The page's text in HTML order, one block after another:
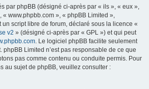
par phpBB (désigné ci-après par « ils », « eux »,
www.phpbb.com », « phpBB Limited »,
script libre de forum, déclaré sous la licence «
v2 » (désigné ci-après par « GPL ») et qui peut
. Le logiciel phpBB facilite seulement
phpBB Limited n’est pas responsable de ce que
pas comme contenu ou conduite permis. Pour
au sujet de phpBB, veuillez consulter :